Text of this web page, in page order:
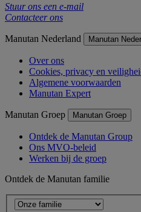
Stuur ons een e-mail
Contacteer ons
Manutan Nederland Manutan
Over ons
Cookies, privacy en
Algemene voorwaarden
Manutan Expert
Manutan Groep Manutan Groep
Ontdek de Manutan Group
Ons MVO-beleid
Werken bij de groep
Ontdek de Manutan familie